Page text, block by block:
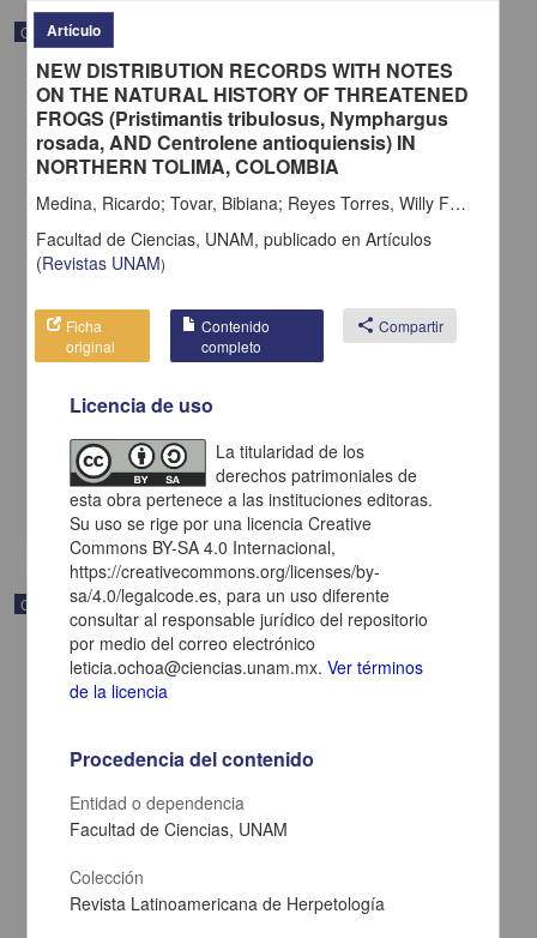
Correspondencia postal
una fotografía
[sin fecha]
Multidisciplina
Correspondencia postal
Artículo
NEW DISTRIBUTION RECORDS WITH NOTES
ON THE NATURAL HISTORY OF THREATENED
FROGS (Pristimantis tribulosus, Nymphargus
rosada, AND Centrolene antioquiensis) IN
NORTHERN TOLIMA, COLOMBIA
Medina, Ricardo; Tovar, Bibiana; Reyes Torres, Willy Fernando; Bernal, Manuel H.
Facultad de Ciencias, UNAM, publicado enArtículos
(Revistas UNAM)
Ficha
original
Contenido
completo
share Compartir
Licencia de uso
La titularidad de los
derechos patrimoniales de
esta obra pertenece a las instituciones editoras.
Su uso se rige por una licencia Creative
Commons BY-SA 4.0 Internacional,
https://creativecommons.org/licenses/by-
sa/4.0/legalcode.es, para un uso diferente
consultar al responsable jurídico del repositorio
por medio del correo electrónico
leticia.ochoa@ciencias.unam.mx.Ver términos
de la licencia
Procedencia del contenido
Entidad o dependencia
Facultad de Ciencias, UNAM
Colección
Revista Latinoamericana de Herpetología